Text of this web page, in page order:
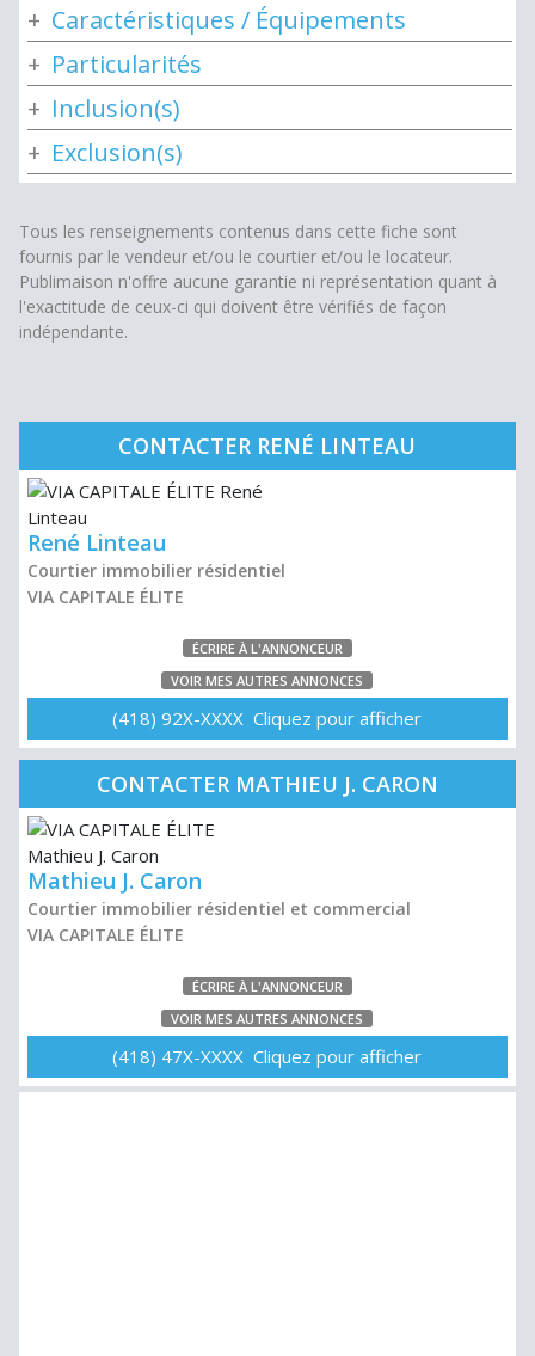
Caractéristiques / Équipements
Particularités
Inclusion(s)
Exclusion(s)
Tous les renseignements contenus dans cette fiche sont
fournis par le vendeur et/ou le courtier et/ou le locateur.
Publimaison n'offre aucune garantie ni représentation quant à
l'exactitude de ceux-ci qui doivent être vérifiés de façon
indépendante.
CONTACTER RENÉ LINTEAU
René Linteau
Courtier immobilier résidentiel
VIA CAPITALE ÉLITE
ÉCRIRE À L'ANNONCEUR
VOIR MES AUTRES ANNONCES
(418) 92X-XXXX Cliquez pour afficher
CONTACTER MATHIEU J. CARON
Mathieu J. Caron
Courtier immobilier résidentiel et commercial
VIA CAPITALE ÉLITE
ÉCRIRE À L'ANNONCEUR
VOIR MES AUTRES ANNONCES
(418) 47X-XXXX Cliquez pour afficher